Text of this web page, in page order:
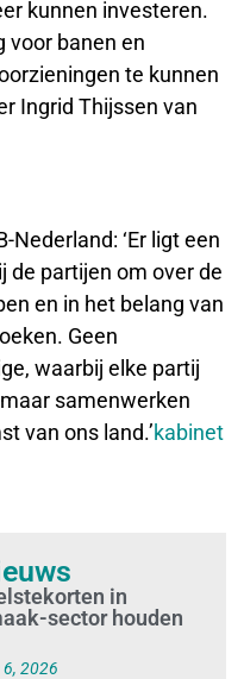
kunnen investeren.
voor banen en
te kunnen
Ingrid Thijssen van
‘Er ligt een
de partijen om over de
en in het belang van
Geen
waarbij elke partij
maar samenwerken
van ons land.’kabinet
in
sector houden
6, 2026